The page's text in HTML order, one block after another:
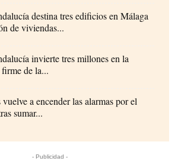
destina tres edificios en Málaga
de viviendas...
invierte tres millones en la
de la...
a encender las alarmas por el
sumar...
- Publicidad -